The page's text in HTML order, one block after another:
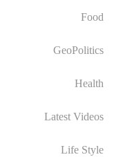
Food
GeoPolitics
Health
Latest Videos
Life Style